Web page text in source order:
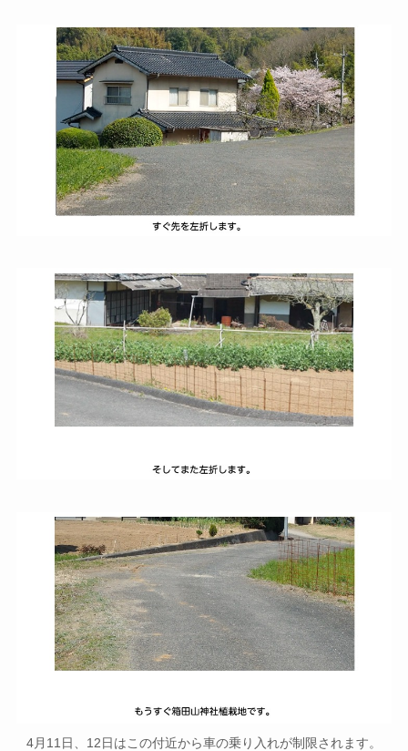
4月11日、12日はこの付近から車の乗り入れが制限されます。